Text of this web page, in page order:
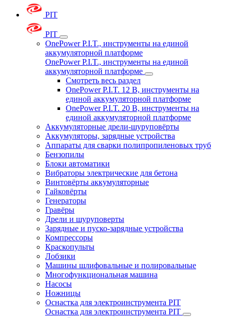
PIT
PIT
OnePower P.I.T., инструменты на единой
аккумуляторной платформе
OnePower P.I.T., инструменты на единой
аккумуляторной платформе
Смотреть весь раздел
OnePower P.I.T. 12 В, инструменты на
единой аккумуляторной платформе
OnePower P.I.T. 20 В, инструменты на
единой аккумуляторной платформе
Аккумуляторные дрели-шуруповёрты
Аккумуляторы, зарядные устройства
Аппараты для сварки полипропиленовых труб
Бензопилы
Блоки автоматики
Вибраторы электрические для бетона
Винтовёрты аккумуляторные
Гайковёрты
Генераторы
Гравёры
Дрели и шуруповерты
Зарядные и пуско-зарядные устройства
Компрессоры
Краскопульты
Лобзики
Машины шлифовальные и полировальные
Многофункциональная машина
Насосы
Ножницы
Оснастка для электроинструмента PIT
Оснастка для электроинструмента PIT